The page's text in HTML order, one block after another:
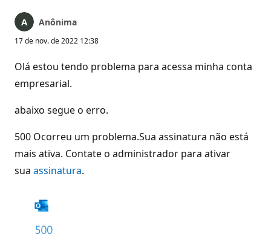
Anônima
17 de nov. de 2022 12:38
Olá estou tendo problema para acessa minha conta
empresarial.
abaixo segue o erro.
500 Ocorreu um problema.Sua assinatura não está
mais ativa. Contate o administrador para ativar
sua assinatura.